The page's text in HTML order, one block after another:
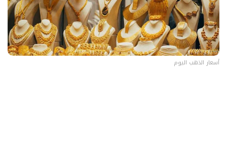
أسعار الذهب اليوم